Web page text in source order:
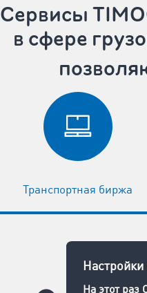
Сервисы
в сфере
Транспортная биржа